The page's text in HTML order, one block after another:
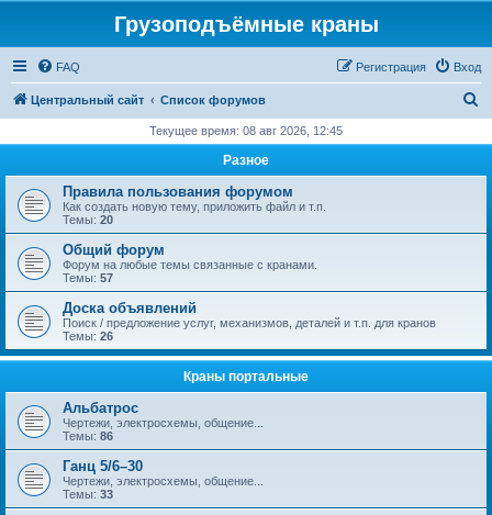
Грузоподъёмные краны
FAQ Вход
Регистрация
Центральный сайт Список форумов
с
Текущее время: 08 авг 2026, 12:45
Разное
Правила пользования форумом
Как создать новую тему, приложить файл и т.п.
Темы: 20
Общий форум
Форум на любые темы связанные с кранами.
Темы: 57
Доска объявлений
Поиск / предложение услуг, механизмов, деталей и т.п. для кранов
Темы: 26
Краны портальные
Альбатрос
Чертежи, электросхемы, общение...
Темы: 86
Ганц 5/6–30
Чертежи, электросхемы, общение...
Темы: 33